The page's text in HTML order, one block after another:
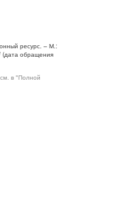
ресурс. – М.:
(дата обращения
в "Полной